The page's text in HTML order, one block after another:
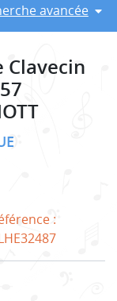
avancée
Clavecin
: